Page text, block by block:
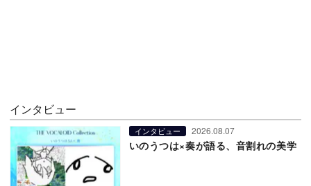
インタビュー
インタビュー 2026.08.07
いのうつは×奏が語る、音割れの美学